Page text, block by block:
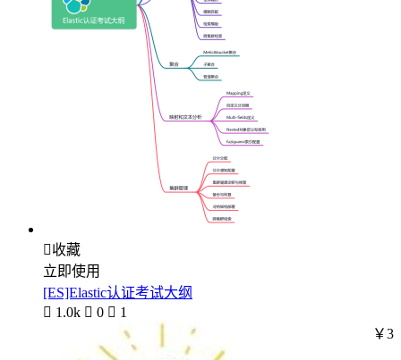
收藏
立即使用
[ES]Elastic认证考试大纲
 1.0k  0  1
￥3